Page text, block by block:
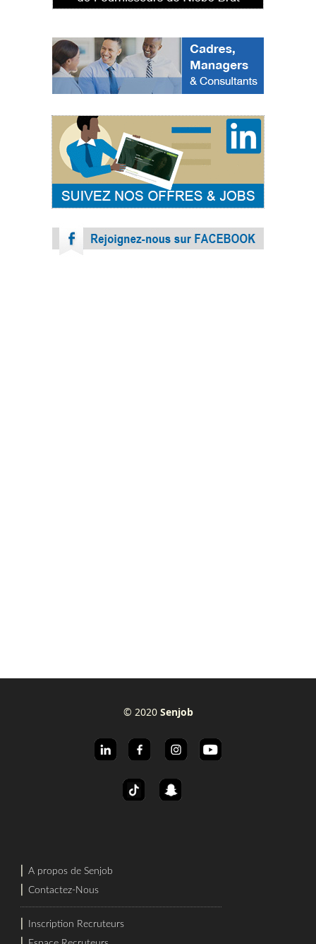
© 2020 Senjob
A propos de Senjob
Contactez-Nous
Inscription Recruteurs